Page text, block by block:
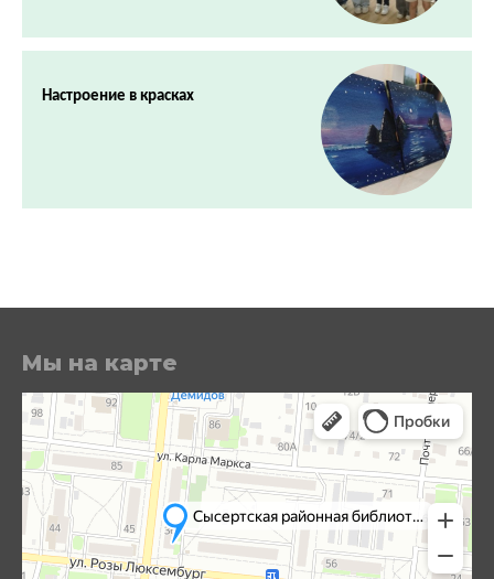
Настроение в красках
Мы на карте